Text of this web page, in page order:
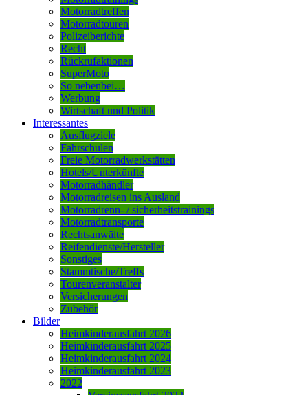
Motorradtreffen
Motorradtouren
Polizeiberichte
Recht
Rückrufaktionen
SuperMoto
So nebenbei…
Werbung
Wirtschaft und Politik
Interessantes
Ausflugziele
Fahrschulen
Freie Motorradwerkstätten
Hotels/Unterkünfte
Motorradhändler
Motorradreisen ins Ausland
Motorradrenn- / sicherheitstrainings
Motorradtransporte
Rechtsanwälte
Reifendienste/Hersteller
Sonstiges
Stammtische/Treffs
Tourenveranstalter
Versicherungen
Zubehör
Bilder
Heimkinderausfahrt 2026
Heimkinderausfahrt 2025
Heimkinderausfahrt 2024
Heimkinderausfahrt 2023
2022